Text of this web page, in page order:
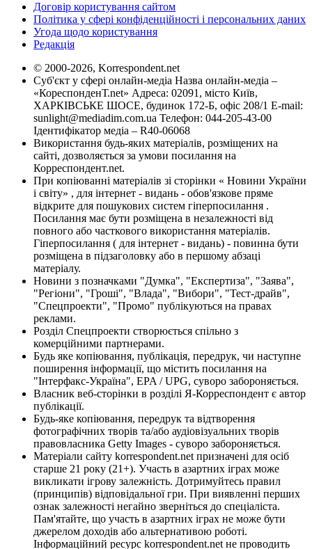
Договір користування сайтом
Політика у сфері конфіденційності і персональних даних
Угода щодо користування
Редакція
© 2000-2026, Korrespondent.net
Суб'єкт у сфері онлайн-медіа Назва онлайн-медіа –
«КореспонденТ.net» Адреса: 02091, місто Київ,
ХАРКІВСЬКЕ ШОСЕ, будинок 172-Б, офіс 208/1 E-mail:
sunlight@mediadim.com.ua Телефон: 044-205-43-00
Ідентифікатор медіа – R40-06068
Використання будь-яких матеріалів, розміщених на
сайті, дозволяється за умови посилання на
Корреспондент.net.
При копіюванні матеріалів зі сторінки « Новини України
і світу» , для інтернет - видань - обов'язкове пряме
відкрите для пошукових систем гіперпосилання .
Посилання має бути розміщена в незалежності від
повного або часткового використання матеріалів.
Гіперпосилання ( для інтернет - видань) - повинна бути
розміщена в підзаголовку або в першому абзаці
матеріалу.
Новини з позначками "Думка", "Експертиза", "Заява",
"Регіони", "Гроші", "Влада", "Вибори", "Тест-драйв",
"Спецпроекти", "Промо" публікуються на правах
реклами.
Розділ Спецпроекти створюється спільно з
комерційними партнерами.
Будь яке копіювання, публікація, передрук, чи наступне
поширення інформації, що містить посилання на
"Інтерфакс-Україна", EPA / UPG, суворо забороняється.
Власник веб-сторінки в розділі Я-Корреспондент є автор
публікації.
Будь-яке копіювання, передрук та відтворення
фотографічних творів та/або аудіовізуальних творів
правовласника Getty Images - суворо забороняється.
Матеріали сайту korrespondent.net призначені для осіб
старше 21 року (21+). Участь в азартних іграх може
викликати ігрову залежність. Дотримуйтесь правил
(принципів) відповідальної гри. При виявленні перших
ознак залежності негайно зверніться до спеціаліста.
Пам'ятайте, що участь в азартних іграх не може бути
джерелом доходів або альтернативою роботі.
Інформаційний ресурс korrespondent.net не проводить